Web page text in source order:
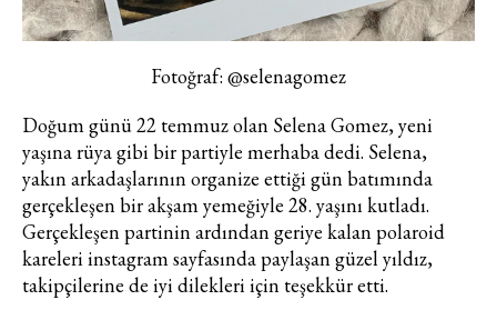
Fotoğraf: @selenagomez
Doğum günü 22 temmuz olan Selena Gomez, yeni
yaşına rüya gibi bir partiyle merhaba dedi. Selena,
yakın arkadaşlarının organize ettiği gün batımında
gerçekleşen bir akşam yemeğiyle 28. yaşını kutladı.
Gerçekleşen partinin ardından geriye kalan polaroid
kareleri instagram sayfasında paylaşan güzel yıldız,
takipçilerine de iyi dilekleri için teşekkür etti.